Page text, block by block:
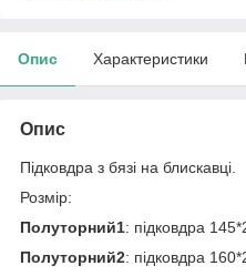
Опис Характеристики
Опис
Підковдра з бязі на блискавці.
Розмір:
Полуторний1: підковдра
Полуторний2: підковдра